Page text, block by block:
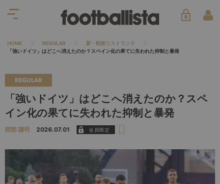
HOME REGULAR
新・戦術リストランテ
「強いドイツ」はどこへ消えたのか？スペイン化の果てに失われた抑制と暴発
REGULAR
「強いドイツ」はどこへ消えたのか？スペ
イン化の果てに失われた抑制と暴発
西部 謙司 2026.07.01